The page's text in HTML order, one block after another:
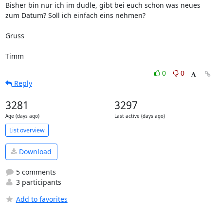
Bisher bin nur ich im dudle, gibt bei euch schon was neues
zum Datum? Soll ich einfach eins nehmen?
Gruss
Timm
0
0
Reply
3281
Age (days ago)
3297
Last active (days ago)
List overview
Download
5 comments
3 participants
Add to favorites